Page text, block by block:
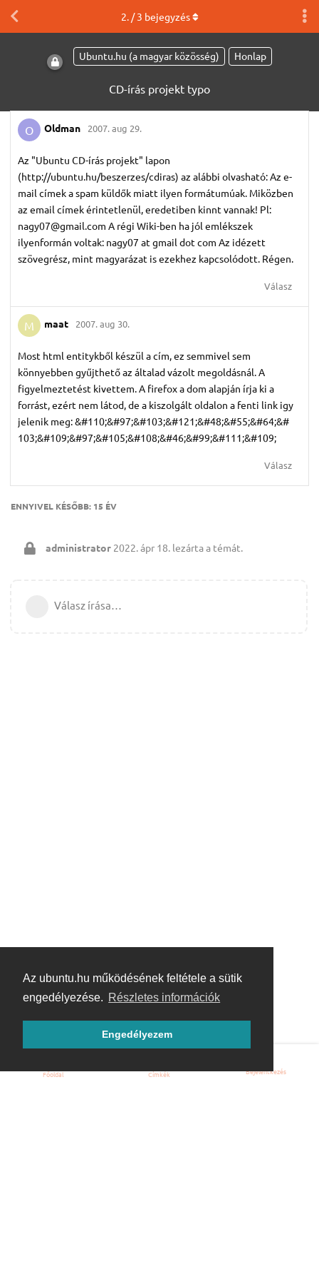
Az ubuntu.hu működésének feltétele a sütik
engedélyezése. Részletes információk
Engedélyezem
Ubuntu.hu (a magyar közösség) Honlap
CD-írás projekt typo
2. /3 bejegyzés
O Oldman 2007. aug 29.
Az "Ubuntu CD-írás projekt" lapon
(http://ubuntu.hu/beszerzes/cdiras) az alábbi olvasható: Az e-
mail címek a spam küldők miatt ilyen formátumúak. Miközben
az email címek érintetlenül, eredetiben kinnt vannak! Pl:
nagy07@gmail.com A régi Wiki-ben ha jól emlékszek
ilyenformán voltak: nagy07 at gmail dot com Az idézett
szövegrész, mint magyarázat is ezekhez kapcsolódott. Régen.
Válasz
M maat 2007. aug 30.
Most html entitykből készül a cím, ez semmivel sem
könnyebben gyűjthető az általad vázolt megoldásnál. A
figyelmeztetést kivettem. A firefox a dom alapján írja ki a
forrást, ezért nem látod, de a kiszolgált oldalon a fenti link igy
jelenik meg: &#110;&#97;&#103;&#121;&#48;&#55;&#64;&#
103;&#109;&#97;&#105;&#108;&#46;&#99;&#111;&#109;
Válasz
ENNYIVEL KÉSŐBB: 15 ÉV
administrator 2022. ápr 18. lezárta a témát.
Válasz írása…
Főoldal Címkék Bejelentkezés